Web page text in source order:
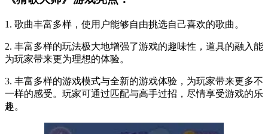
1. 歌曲丰富多样，使用户能够自由挑选自己喜欢的歌曲。
2. 丰富多样的玩法极大地增强了游戏的趣味性，道具的融入能
为玩家带来更为理想的体验。
3. 丰富多样的游戏模式与全新的游戏体验，为玩家带来更多不
一样的感受。玩家可通过匹配与高手过招，尽情享受游戏的乐
趣。